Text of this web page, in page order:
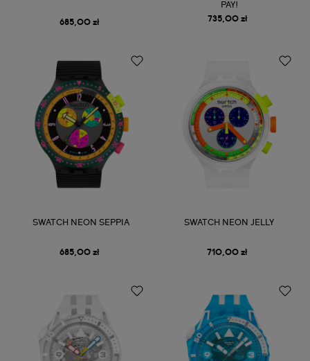
685,00 zł
PAY!
735,00 zł
SWATCH NEON SEPPIA
685,00 zł
SWATCH NEON JELLY
710,00 zł